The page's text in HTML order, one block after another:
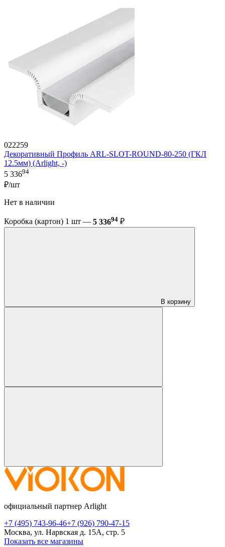
022259
Декоративный Профиль ARL-SLOT-ROUND-80-250 (ГКЛ
12.5мм) (Arlight, -)
5 33694
₽/шт
Нет в наличии
Коробка (картон) 1 шт — 5 33694 ₽
В корзину
официальный партнер Arlight
+7 (495) 743-96-46+7 (926) 790-47-15
Москва, ул. Нарвская д. 15А, стр. 5
Показать все магазины